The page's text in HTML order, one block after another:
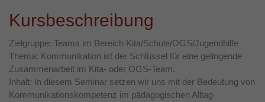
Kursbeschreibung
Zielgruppe: Teams im Bereich Kita/Schule/OGS/Jugendhilfe
Thema: Kommunikation ist der Schlüssel für eine gelingende
Zusammenarbeit im Kita- oder OGS-Team.
Inhalt: In diesem Seminar setzen wir uns mit der Bedeutung von
Kommunikationskompetenz im pädagogischen Alltag